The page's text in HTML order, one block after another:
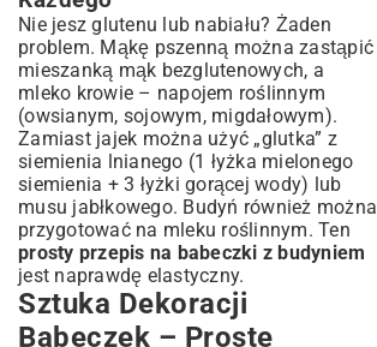
Nie jesz glutenu lub nabiału? Żaden
problem. Mąkę pszenną można zastąpić
mieszanką mąk bezglutenowych, a
mleko krowie – napojem roślinnym
(owsianym, sojowym, migdałowym).
Zamiast jajek można użyć „glutka” z
siemienia lnianego (1 łyżka mielonego
siemienia + 3 łyżki gorącej wody) lub
musu jabłkowego. Budyń również można
przygotować na mleku roślinnym. Ten
prosty przepis na babeczki z budyniem
jest naprawdę elastyczny.
Sztuka Dekoracji
Babeczek – Proste